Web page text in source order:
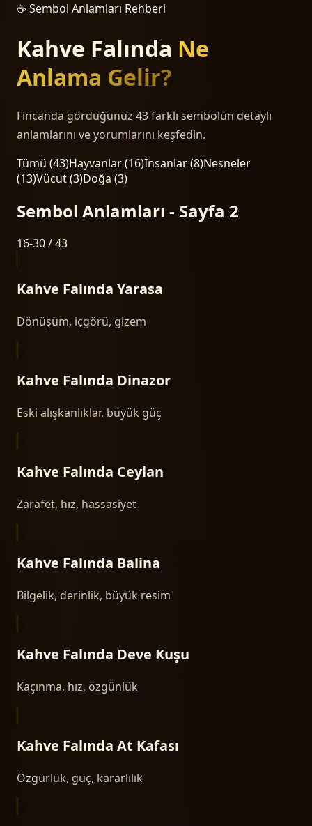
☕ Sembol Anlamları Rehberi
Kahve Falında Ne
Anlama Gelir?
Fincanda gördüğünüz 43farklı sembolün detaylı
anlamlarını ve yorumlarını keşfedin.
Tümü (43)Hayvanlar(16)İnsanlar(8)Nesneler
(13)Vücut(3)Doğa (3)
Sembol Anlamları - Sayfa 2
16-30 / 43
Kahve Falında Yarasa
Dönüşüm, içgörü, gizem
Kahve Falında Dinazor
Eski alışkanlıklar, büyük güç
Kahve Falında Ceylan
Zarafet, hız, hassasiyet
Kahve Falında Balina
Bilgelik, derinlik, büyük resim
Kahve Falında Deve Kuşu
Kaçınma, hız, özgünlük
Kahve Falında At Kafası
Özgürlük, güç, kararlılık